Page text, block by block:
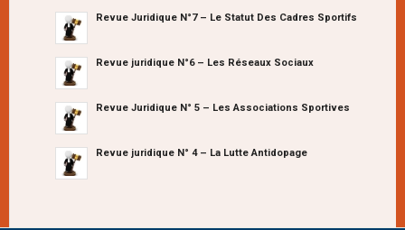
Revue Juridique N°7 – Le Statut Des Cadres Sportifs
Revue juridique N°6 – Les Réseaux Sociaux
Revue Juridique N° 5 – Les Associations Sportives
Revue juridique N° 4 – La Lutte Antidopage